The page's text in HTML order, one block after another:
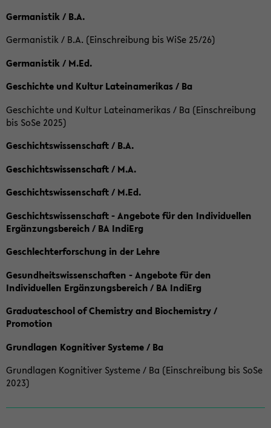
Germanistik / B.A.
Germanistik / B.A. (Einschreibung bis WiSe 25/26)
Germanistik / M.Ed.
Geschichte und Kultur Lateinamerikas / Ba
Geschichte und Kultur Lateinamerikas / Ba (Einschreibung
bis SoSe 2025)
Geschichtswissenschaft / B.A.
Geschichtswissenschaft / M.A.
Geschichtswissenschaft / M.Ed.
Geschichtswissenschaft - Angebote für den Individuellen
Ergänzungsbereich / BA IndiErg
Geschlechterforschung in der Lehre
Gesundheitswissenschaften - Angebote für den
Individuellen Ergänzungsbereich / BA IndiErg
Graduateschool of Chemistry and Biochemistry /
Promotion
Grundlagen Kognitiver Systeme / Ba
Grundlagen Kognitiver Systeme / Ba (Einschreibung bis SoSe
2023)